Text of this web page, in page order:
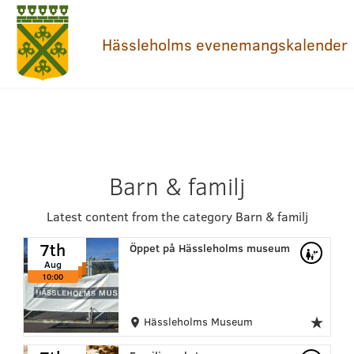
Hässleholms evenemangskalender
Barn & familj
Latest content from the category Barn & familj
Öppet på Hässleholms museum
7th
Aug
10:00
7th
Aug
10:00
7th
Aug
10:00
Hässleholms Museum
7th